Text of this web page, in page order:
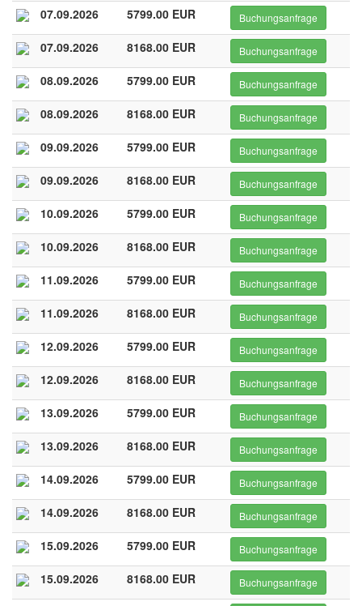
07.09.2026 5799.00 EUR Buchungsanfrage
07.09.2026 8168.00 EUR Buchungsanfrage
08.09.2026 5799.00 EUR Buchungsanfrage
08.09.2026 8168.00 EUR Buchungsanfrage
09.09.2026 5799.00 EUR Buchungsanfrage
09.09.2026 8168.00 EUR Buchungsanfrage
10.09.2026 5799.00 EUR Buchungsanfrage
10.09.2026 8168.00 EUR Buchungsanfrage
11.09.2026 5799.00 EUR Buchungsanfrage
11.09.2026 8168.00 EUR Buchungsanfrage
12.09.2026 5799.00 EUR Buchungsanfrage
12.09.2026 8168.00 EUR Buchungsanfrage
13.09.2026 5799.00 EUR Buchungsanfrage
13.09.2026 8168.00 EUR Buchungsanfrage
14.09.2026 5799.00 EUR Buchungsanfrage
14.09.2026 8168.00 EUR Buchungsanfrage
15.09.2026 5799.00 EUR Buchungsanfrage
15.09.2026 8168.00 EUR Buchungsanfrage